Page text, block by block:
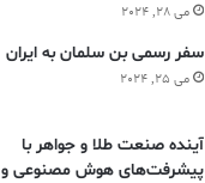
می 28, 2024
سفر رسمی بن سلمان به ایران
می 25, 2024
آینده صنعت طلا و جواهر با
پیشرفت‌های هوش مصنوعی و